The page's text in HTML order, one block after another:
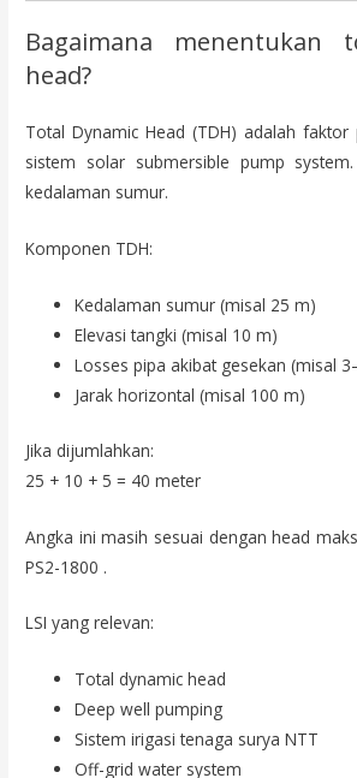
Bagaimana menentukan
head?
Total Dynamic Head (TDH) adalah faktor
sistem solar submersible pump
kedalaman sumur.
Komponen TDH:
Kedalaman sumur (misal 25 m)
Elevasi tangki (misal 10 m)
Losses pipa akibat gesekan (misal
Jarak horizontal (misal 100 m)
Jika dijumlahkan:
25 + 10 + 5 = 40 meter
Angka ini masih sesuai dengan head
PS2-1800 .
LSI yang relevan:
Total dynamic head
Deep well pumping
Sistem irigasi tenaga surya NTT
Off-grid water system